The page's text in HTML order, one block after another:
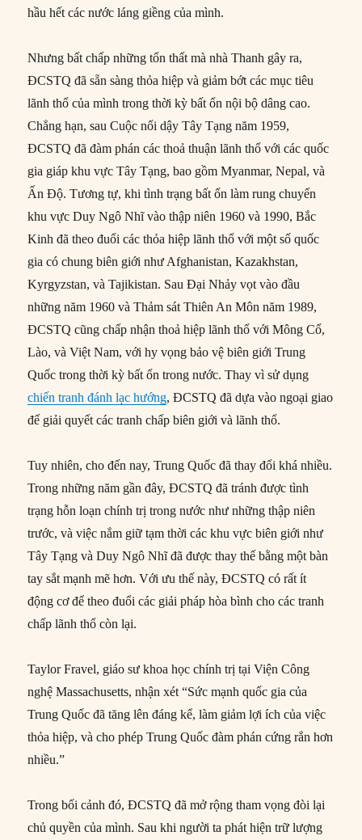
hầu hết các nước láng giềng của mình.
Nhưng bất chấp những tổn thất mà nhà Thanh gây ra,
ĐCSTQ đã sẵn sàng thỏa hiệp và giảm bớt các mục tiêu
lãnh thổ của mình trong thời kỳ bất ổn nội bộ dâng cao.
Chẳng hạn, sau Cuộc nổi dậy Tây Tạng năm 1959,
ĐCSTQ đã đàm phán các thoả thuận lãnh thổ với các quốc
gia giáp khu vực Tây Tạng, bao gồm Myanmar, Nepal, và
Ấn Độ. Tương tự, khi tình trạng bất ổn làm rung chuyển
khu vực Duy Ngô Nhĩ vào thập niên 1960 và 1990, Bắc
Kinh đã theo đuổi các thỏa hiệp lãnh thổ với một số quốc
gia có chung biên giới như Afghanistan, Kazakhstan,
Kyrgyzstan, và Tajikistan. Sau Đại Nhảy vọt vào đầu
những năm 1960 và Thảm sát Thiên An Môn năm 1989,
ĐCSTQ cũng chấp nhận thoả hiệp lãnh thổ với Mông Cổ,
Lào, và Việt Nam, với hy vọng bảo vệ biên giới Trung
Quốc trong thời kỳ bất ổn trong nước. Thay vì sử dụng
chiến tranh đánh lạc hướng, ĐCSTQ đã dựa vào ngoại giao
để giải quyết các tranh chấp biên giới và lãnh thổ.
Tuy nhiên, cho đến nay, Trung Quốc đã thay đổi khá nhiều.
Trong những năm gần đây, ĐCSTQ đã tránh được tình
trạng hỗn loạn chính trị trong nước như những thập niên
trước, và việc nắm giữ tạm thời các khu vực biên giới như
Tây Tạng và Duy Ngô Nhĩ đã được thay thế bằng một bàn
tay sắt mạnh mẽ hơn. Với ưu thế này, ĐCSTQ có rất ít
động cơ để theo đuổi các giải pháp hòa bình cho các tranh
chấp lãnh thổ còn lại.
Taylor Fravel, giáo sư khoa học chính trị tại Viện Công
nghệ Massachusetts, nhận xét “Sức mạnh quốc gia của
Trung Quốc đã tăng lên đáng kể, làm giảm lợi ích của việc
thỏa hiệp, và cho phép Trung Quốc đàm phán cứng rắn hơn
nhiều.”
Trong bối cảnh đó, ĐCSTQ đã mở rộng tham vọng đòi lại
chủ quyền của mình. Sau khi người ta phát hiện trữ lượng